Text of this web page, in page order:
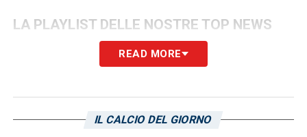
LA PLAYLIST DELLE NOSTRE TOP NEWS
READ MORE
IL CALCIO DEL GIORNO